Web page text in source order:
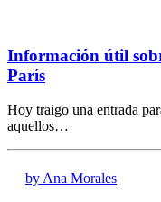
Información útil
París
Hoy traigo una entrada
aquellos…
by Ana Morales